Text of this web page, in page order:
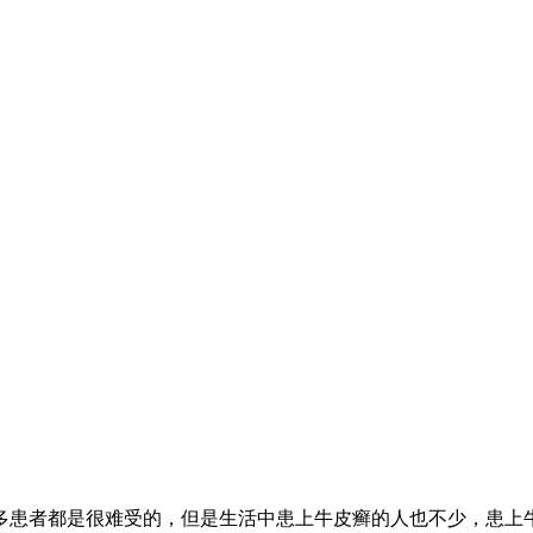
者都是很难受的，但是生活中患上牛皮癣的人也不少，患